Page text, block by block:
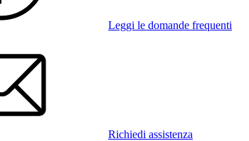
Leggi le domande frequenti
Richiedi assistenza